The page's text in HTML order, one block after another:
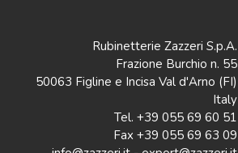
Rubinetterie Zazzeri S.p.A.
Frazione Burchio n. 55
50063 Figline e Incisa Val d'Arno (FI)
Italy
Tel. +39 055 69 60 51
Fax +39 055 69 63 09